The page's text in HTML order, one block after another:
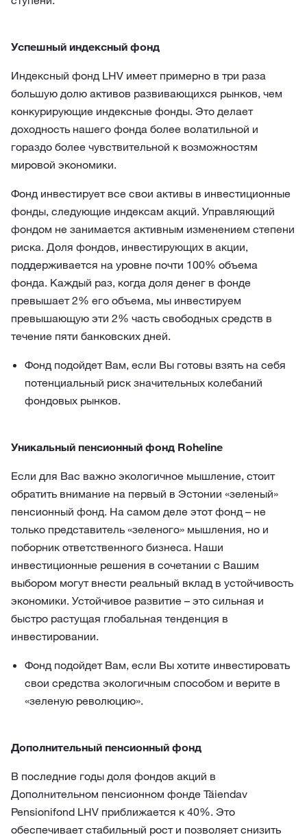
Успешный индексный фонд
Индексный фонд LHV имеет примерно в три раза
большую долю активов развивающихся рынков, чем
конкурирующие индексные фонды. Это делает
доходность нашего фонда более волатильной и
гораздо более чувствительной к возможностям
мировой экономики.
Фонд инвестирует все свои активы в инвестиционные
фонды, следующие индексам акций. Управляющий
фондом не занимается активным изменением степени
риска. Доля фондов, инвестирующих в акции,
поддерживается на уровне почти 100% объема
фонда. Каждый раз, когда доля денег в фонде
превышает 2% его объема, мы инвестируем
превышающую эти 2% часть свободных средств в
течение пяти банковских дней.
Фонд подойдет Вам, если Вы готовы взять на себя
потенциальный риск значительных колебаний
фондовых рынков.
Уникальный пенсионный фонд Roheline
Если для Вас важно экологичное мышление, стоит
обратить внимание на первый в Эстонии «зеленый»
пенсионный фонд. На самом деле этот фонд – не
только представитель «зеленого» мышления, но и
поборник ответственного бизнеса. Наши
инвестиционные решения в сочетании с Вашим
выбором могут внести реальный вклад в устойчивость
экономики. Устойчивое развитие – это сильная и
быстро растущая глобальная тенденция в
инвестировании.
Фонд подойдет Вам, если Вы хотите инвестировать
свои средства экологичным способом и верите в
«зеленую революцию».
Дополнительный пенсионный фонд
В последние годы доля фондов акций в
Дополнительном пенсионном фонде Täiendav
Pensionifond LHV приближается к 40%. Это
обеспечивает стабильный рост и позволяет снизить